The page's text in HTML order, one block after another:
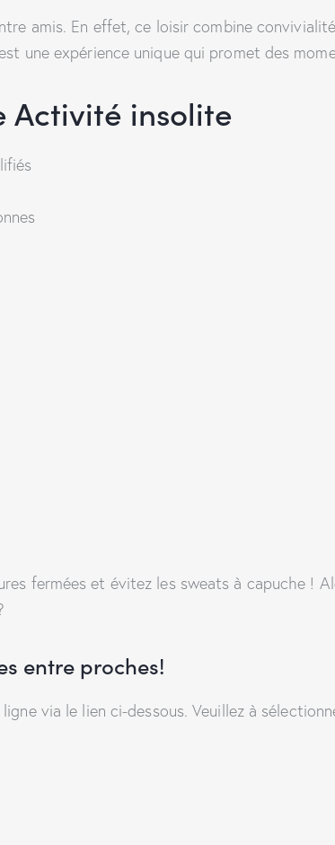
amis. En effet, ce loisir combine
une expérience unique qui promet des
Activité insolite
fermées et évitez les sweats à capuche !
entre proches!
via le lien ci-dessous. Veuillez à